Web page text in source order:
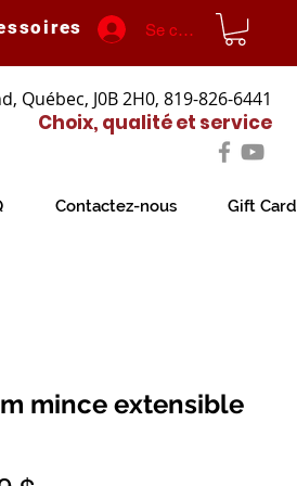
Se connecter
Québec, J0B 2H0, 819-826-6441
Choix, qualité et service
Contactez-nous Gift Card
mince extensible